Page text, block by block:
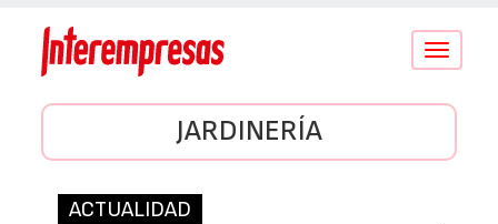
Conmutar
JARDINERÍA
ACTUALIDAD